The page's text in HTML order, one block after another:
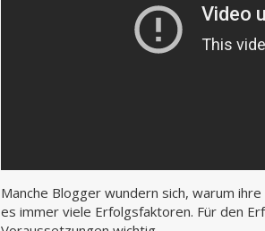
Manche Blogger wundern sich, warum
es immer viele Erfolgsfaktoren. Für den